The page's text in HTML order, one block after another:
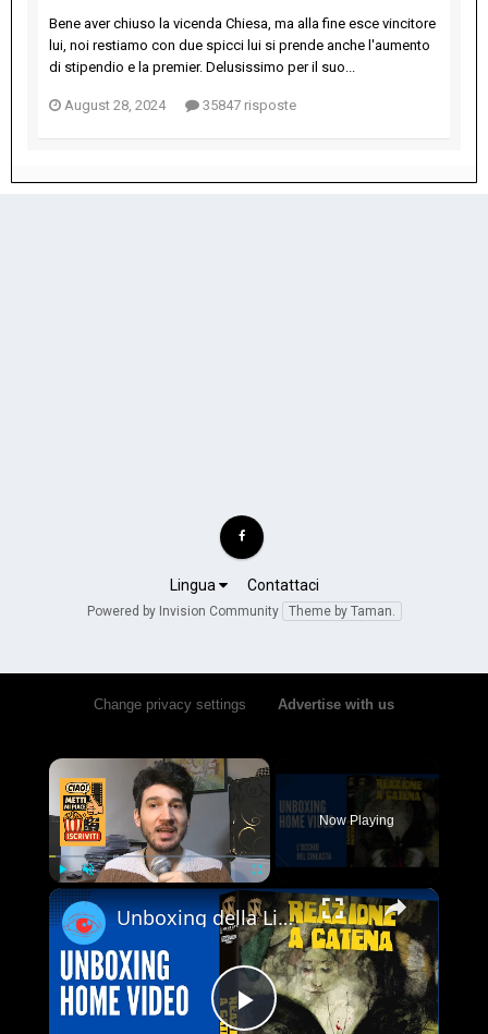
Bene aver chiuso la vicenda Chiesa, ma alla fine esce vincitore
lui, noi restiamo con due spicci lui si prende anche l'aumento
di stipendio e la premier. Delusissimo per il suo...
August 28, 2024 35847 risposte
Lingua Contattaci
Powered by Invision Community Theme by Taman.
Change privacy settings Advertise with us
×
Play Unmute Fullscreen
Now Playing
×
Unboxing della Limited Edition 4K UHD + Blu-ray di Reazione a Catena - Vale la pena acquistarla?